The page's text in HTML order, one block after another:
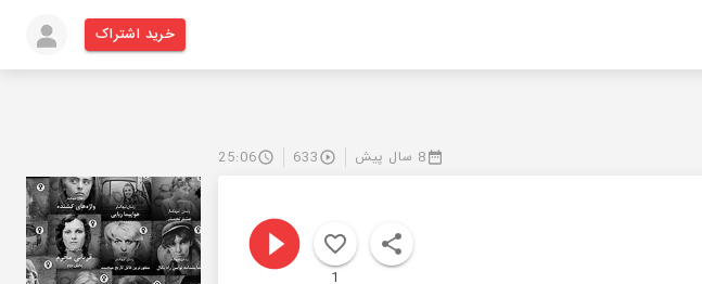
خرید اشتراک
8 سال پیش 633
25:06
1